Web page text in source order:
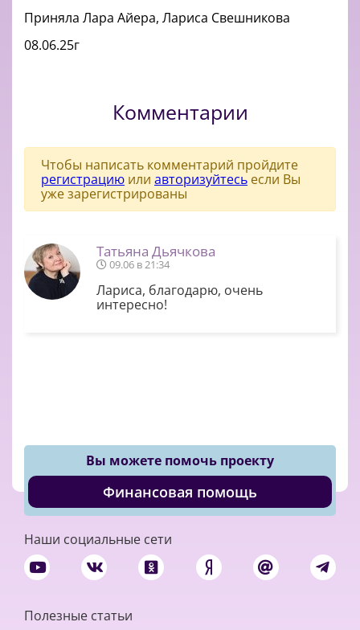
Приняла Лара Айера, Лариса Свешникова
08.06.25г
Комментарии
Чтобы написать комментарий пройдите
регистрацию или авторизуйтесь если Вы
уже зарегистрированы
Татьяна Дьячкова
09.06 в 21:34
Лариса, благодарю, очень
интересно!
Вы можете помочь проекту
Финансовая помощь
Наши социальные сети
Полезные статьи